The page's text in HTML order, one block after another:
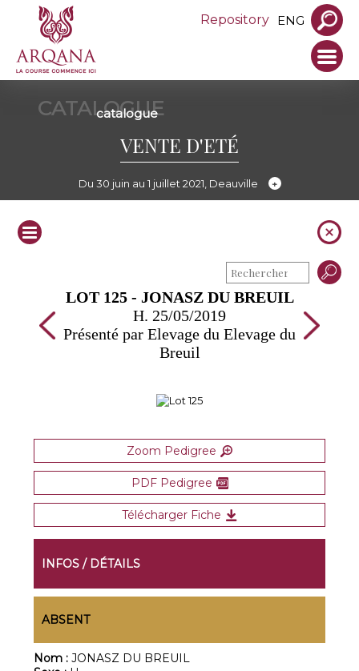
Repository ENG
CATALOGUE
catalogue
VENTE D'ETÉ
Du 30 juin au 1 juillet 2021, Deauville
LOT 125 - JONASZ DU BREUIL
H. 25/05/2019
Présenté par Elevage du Elevage du
Breuil
Zoom Pedigree
PDF Pedigree
Télécharger Fiche
INFOS / DÉTAILS
ABSENT
Nom :JONASZ DU BREUIL